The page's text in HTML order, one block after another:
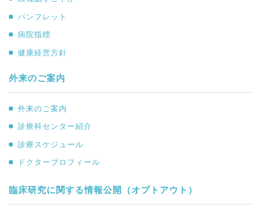
パンフレット
病院指標
健康経営方針
外来のご案内
外来のご案内
診療科センター紹介
診療スケジュール
ドクタープロフィール
臨床研究に関する情報公開（オプトアウト）